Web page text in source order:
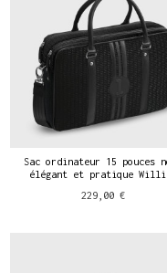
Sac ordinateur 15 pouces
élégant et pratique
229,00 €